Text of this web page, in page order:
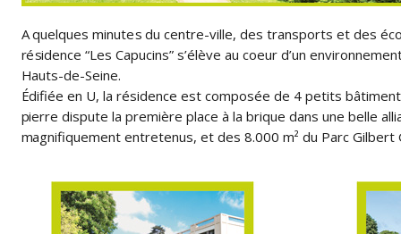
A quelques minutes du centre-ville, des transports et des
résidence “Les Capucins” s’élève au coeur d’un
Hauts-de-Seine.
Édifiée en U, la résidence est composée de 4 petits
pierre dispute la première place à la brique dans une belle
magnifiquement entretenus, et des 8.000 m² du Parc